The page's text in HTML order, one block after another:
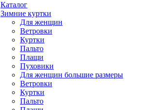
Каталог
Зимние куртки
Для женщин
Ветровки
Куртки
Пальто
Плащи
Пуховики
Для женщин большие размеры
Ветровки
Куртки
Пальто